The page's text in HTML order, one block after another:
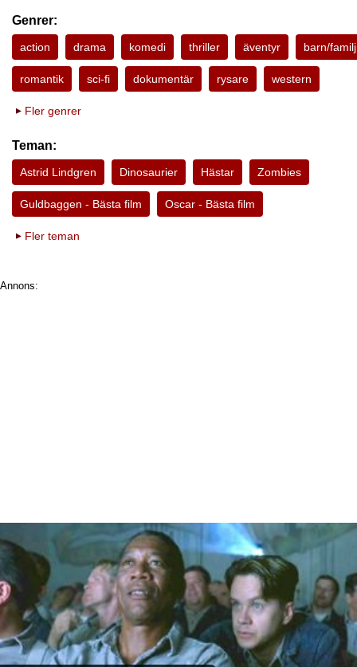
Genrer:
action drama komedi thriller äventyr barn/familj
romantik sci-fi dokumentär rysare western
Fler genrer
Teman:
Astrid Lindgren Dinosaurier Hästar Zombies
Guldbaggen - Bästa film Oscar - Bästa film
Fler teman
Annons: